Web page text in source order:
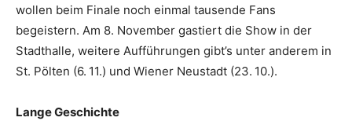
wollen beim Finale noch einmal tausende Fans
begeistern. Am 8. November gastiert die Show in der
Stadthalle, weitere Aufführungen gibt’s unter anderem in
St. Pölten (6. 11.) und Wiener Neustadt (23. 10.).
Lange Geschichte